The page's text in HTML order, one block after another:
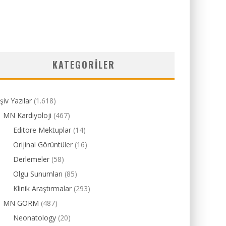
KATEGORILER
Yazılar (1.618)
MN Kardiyoloji (467)
Editöre Mektuplar (14)
Orijinal Görüntüler (16)
Derlemeler (58)
Olgu Sunumları (85)
Klinik Araştırmalar (293)
MN GORM (487)
Neonatology (20)